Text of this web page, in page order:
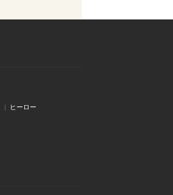
ヒーロー